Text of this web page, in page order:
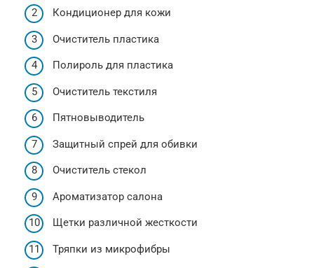
Кондиционер для кожи
Очиститель пластика
Полироль для пластика
Очиститель текстиля
Пятновыводитель
Защитный спрей для обивки
Очиститель стекол
Ароматизатор салона
Щетки различной жесткости
Тряпки из микрофибры